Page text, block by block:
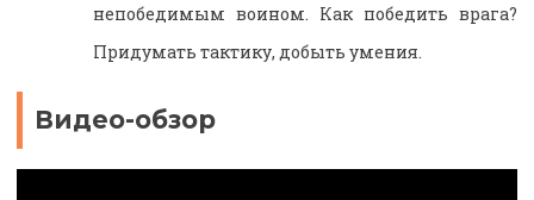
непобедимым воином. Как победить врага?
Придумать тактику, добыть умения.
Видео-обзор